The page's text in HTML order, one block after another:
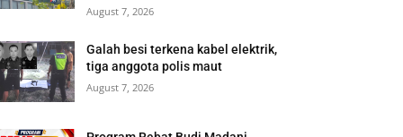
August 7, 2026
Galah besi terkena kabel elektrik,
tiga anggota polis maut
August 7, 2026